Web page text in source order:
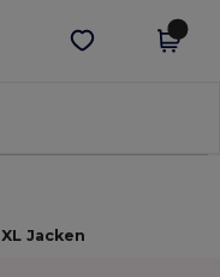
App holen
XL Jacken